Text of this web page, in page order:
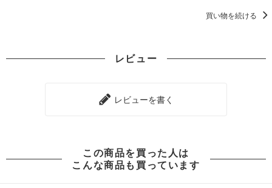
買い物を続ける
レビュー
レビューを書く
この商品を買った人は
こんな商品も買っています